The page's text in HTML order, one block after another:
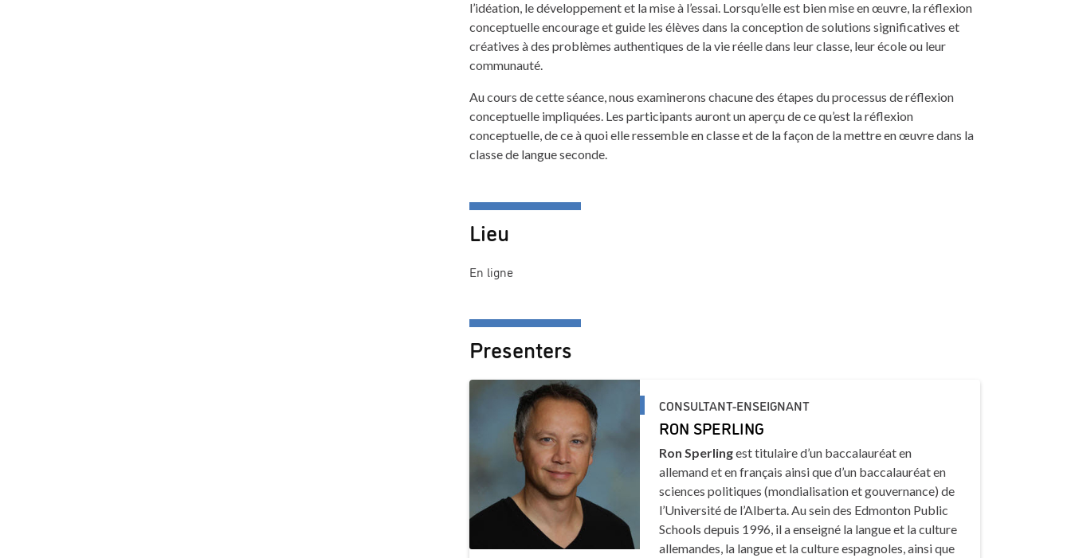
l’idéation, le développement et la mise à l’essai. Lorsqu’elle est bien mise en œuvre, la réflexion
conceptuelle encourage et guide les élèves dans la conception de solutions significatives et
créatives à des problèmes authentiques de la vie réelle dans leur classe, leur école ou leur
communauté.
Au cours de cette séance, nous examinerons chacune des étapes du processus de réflexion
conceptuelle impliquées. Les participants auront un aperçu de ce qu’est la réflexion
conceptuelle, de ce à quoi elle ressemble en classe et de la façon de la mettre en œuvre dans la
classe de langue seconde.
Lieu
En ligne
Presenters
CONSULTANT-ENSEIGNANT
RON SPERLING
Ron Sperlingest titulaire d’un baccalauréat en
allemand et en français ainsi que d’un baccalauréat en
sciences politiques (mondialisation et gouvernance) de
l’Université de l’Alberta. Au sein des Edmonton Public
Schools depuis 1996, il a enseigné la langue et la culture
allemandes, la langue et la culture espagnoles, ainsi que